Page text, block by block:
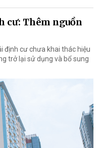
cư: Thêm nguồn
định cư chưa khai thác hiệu
trở lại sử dụng và bổ sung